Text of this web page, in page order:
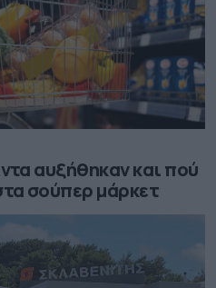
αυξήθηκαν και πού
σούπερ μάρκετ